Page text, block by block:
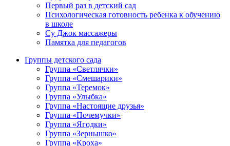
Первый раз в детский сад
Психологическая готовность ребенка к обучению
в школе
Су Джок массажеры
Памятка для педагогов
Группы детского сада
Группа «Светлячки»
Группа «Смешарики»
Группа «Теремок»
Группа «Улыбка»
Группа «Настоящие друзья»
Группа «Почемучки»
Группа «Ягодки»
Группа «Зернышко»
Группа «Кроха»